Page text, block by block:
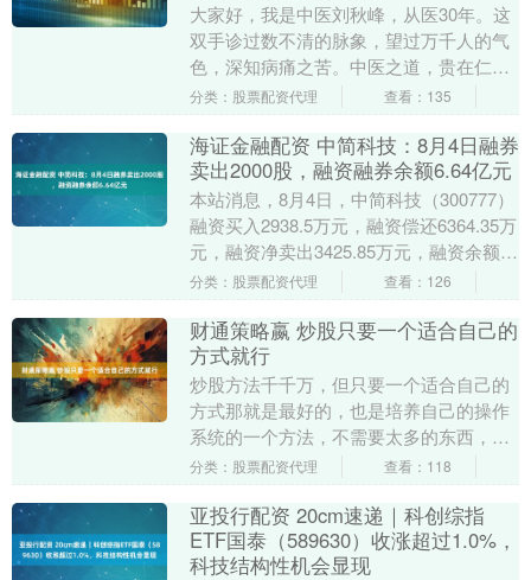
大家好，我是中医刘秋峰，从医30年。这
双手诊过数不清的脉象，望过万千人的气
色，深知病痛之苦。中医之道，贵在仁
心，重在精诚。 夏天一到，许多人稍动一
分类：股票配资代理 查看：135
海证金融配资 中简科技：8月4日融券
卖出2000股，融资融券余额6.64亿元
本站消息，8月4日，中简科技（300777）
融资买入2938.5万元，融资偿还6364.35万
元，融资净卖出3425.85万元，融资余额
6.62亿元。 融券方面....
分类：股票配资代理 查看：126
财通策略嬴 炒股只要一个适合自己的
方式就行
炒股方法千千万，但只要一个适合自己的
方式那就是最好的，也是培养自己的操作
系统的一个方法，不需要太多的东西，只
要把一样学会，做好，做精即可。 图片 如
分类：股票配资代理 查看：118
亚投行配资 20cm速递｜科创综指
ETF国泰（589630）收涨超过1.0%，
科技结构性机会显现